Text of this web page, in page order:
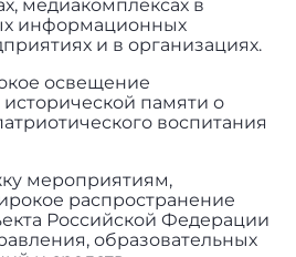
медиакомплексах в
информационных
и в организациях.
освещение
памяти о
воспитания
мероприятиям,
распространение
Российской Федерации
образовательных